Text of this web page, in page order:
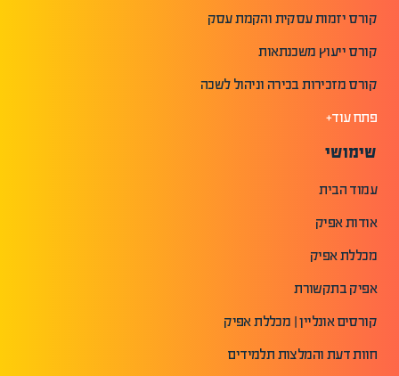
קורס יזמות עסקית והקמת עסק
קורס ייעוץ משכנתאות
קורס מזכירות בכירה וניהול לשכה
פתח עוד+
שימושי
עמוד הבית
אודות אפיק
מכללת אפיק
אפיק בתקשורת
קורסים אונליין | מכללת אפיק
חוות דעת והמלצות תלמידים